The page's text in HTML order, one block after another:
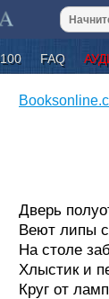
FAQ
Дверь
Веют липы
На столе
Хлыстик и
Круг от